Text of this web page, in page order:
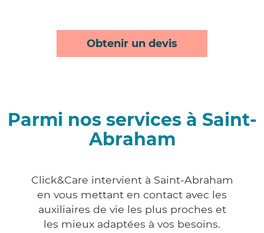
Obtenir un devis
Parmi nos services à Saint-
Abraham
Click&Care intervient à Saint-Abraham
en vous mettant en contact avec les
auxiliaires de vie les plus proches et
les mieux adaptées à vos besoins.